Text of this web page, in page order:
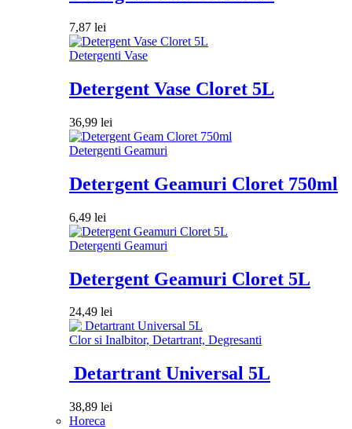
7,87 lei
Detergenti Vase
Detergent Vase Cloret 5L
36,99 lei
Detergenti Geamuri
Detergent Geamuri Cloret 750ml
6,49 lei
Detergenti Geamuri
Detergent Geamuri Cloret 5L
24,49 lei
Clor si Inalbitor, Detartrant, Degresanti
Detartrant Universal 5L
38,89 lei
Horeca